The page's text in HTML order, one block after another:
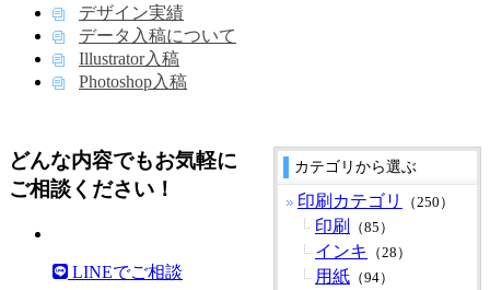
デザイン実績
データ入稿について
Illustrator入稿
Photoshop入稿
カテゴリから選ぶ
印刷カテゴリ （250）
印刷 （85）
インキ （28）
用紙 （94）
どんな内容でもお気軽に
ご相談ください！
LINEでご相談